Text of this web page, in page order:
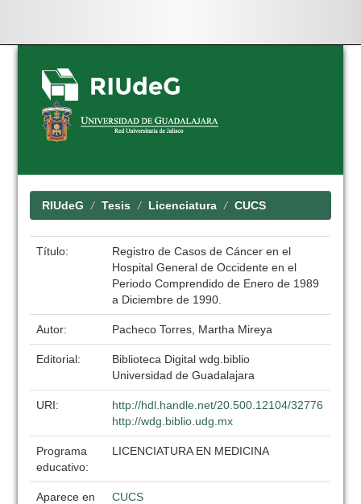
Skip
navigation
RIUdeG Tesis Licenciatura CUCS
Título:
Registro de Casos de Cáncer en el
Hospital General de Occidente en el
Periodo Comprendido de Enero de 1989
a Diciembre de 1990.
Autor: Pacheco Torres, Martha Mireya
Editorial:
Biblioteca Digital wdg.biblio
Universidad de Guadalajara
URI:
http://hdl.handle.net/20.500.12104/32776
http://wdg.biblio.udg.mx
Programa
educativo:
LICENCIATURA EN MEDICINA
Aparece en
CUCS